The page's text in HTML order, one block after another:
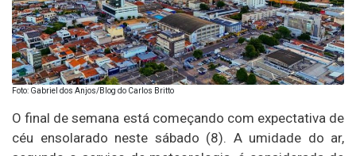
Foto: Gabriel dos Anjos/Blog do Carlos Britto
O final de semana está começando com expectativa de
céu ensolarado neste sábado (8). A umidade do ar,